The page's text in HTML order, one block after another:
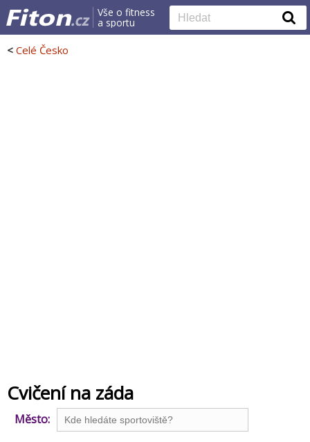
Vše o fitness
a sportu
< Celé Česko
Cvičení na záda
Město: